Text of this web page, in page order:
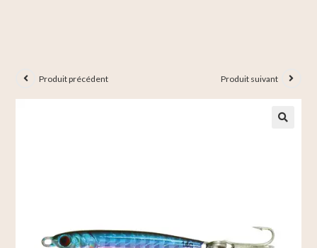
Produit précédent Produit suivant